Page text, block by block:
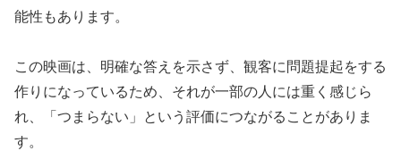
能性もあります。
この映画は、明確な答えを示さず、観客に問題提起をする
作りになっているため、それが一部の人には重く感じら
れ、「つまらない」という評価につながることがありま
す。